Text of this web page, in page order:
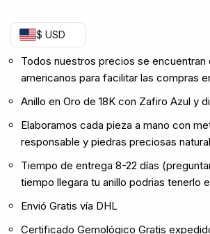
$ USD
Todos nuestros precios se encuentran
americanos para facilitar las compras
Anillo en Oro de 18K con Zafiro Azul y
Elaboramos cada pieza a mano con
responsable y piedras preciosas
Tiempo de entrega 8-22 días
tiempo llegara tu anillo podrias tenerlo
Envió Gratis vía DHL
Certificado Gemológico Gratis